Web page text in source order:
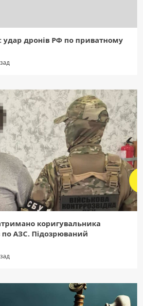
дронів РФ по приватному
коригувальника
по АЗС. Підозрюваний